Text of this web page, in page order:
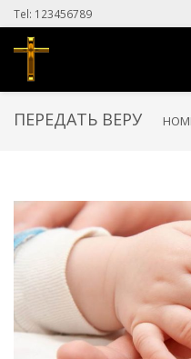
Tel: 123456789
ПЕРЕДАТЬ ВЕРУ